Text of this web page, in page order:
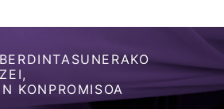
KONPROMISOA